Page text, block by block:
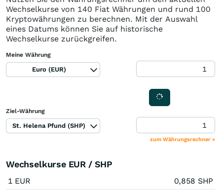
Wechselkurse von 140 Fiat Währungen und rund 100
Kryptowährungen zu berechnen. Mit der Auswahl
eines Datums können Sie auf historische
Wechselkurse zurückgreifen.
Meine Währung
Euro (EUR)
Ziel-Währung
St. Helena Pfund (SHP)
zum Währungsrechner »
Wechselkurse EUR / SHP
1 EUR
0,858 SHP